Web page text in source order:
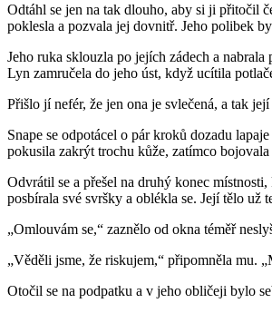
Odtáhl se jen na tak dlouho, aby si ji přitočil
poklesla a pozvala jej dovnitř. Jeho polibek
Jeho ruka sklouzla po jejích zádech a
Lyn zamručela do jeho úst, když ucítila
Přišlo jí nefér, že jen ona je svlečená, a tak
Snape se odpotácel o pár kroků dozadu
pokusila zakrýt trochu kůže, zatímco
Odvrátil se a přešel na druhý konec
posbírala své svršky a oblékla se. Její tělo už
„Omlouvám se,“ zaznělo od okna téměř
„Věděli jsme, že riskujem,“ připomněla mu.
Otočil se na podpatku a v jeho obličeji bylo